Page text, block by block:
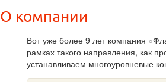
О компании
Вот уже более 9 лет компания
рамках такого направления, как
устанавливаем многоуровневые